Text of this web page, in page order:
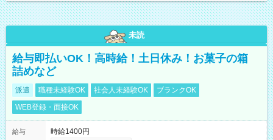
未読
給与即払いOK！高時給！土日休み！お菓子の箱
詰めなど
派遣 職種未経験OK 社会人未経験OK
ブランクOK
WEB登録・面接OK
給与
時給1400円